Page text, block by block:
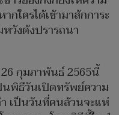
ใครได้เข้ามาสักการะ
วังดังปรารถนา
มภาพันธ์ 2565นี้
พิธีวันเปิดทรัพย์ความ
า เป็นวันที่คนล้วนจะแห่